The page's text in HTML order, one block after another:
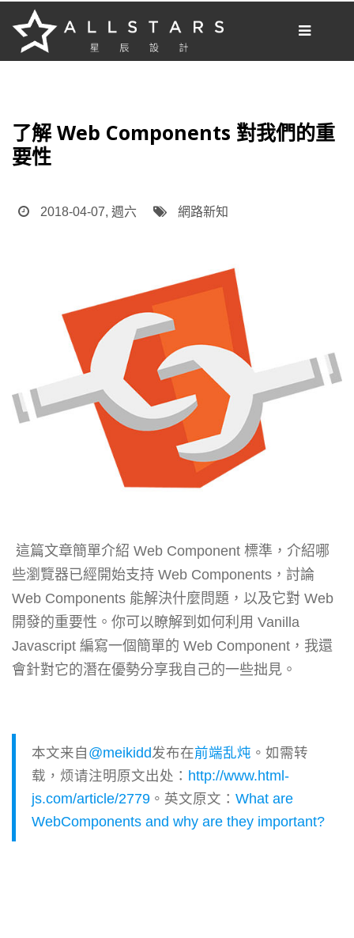
了解 Web Components 對我們的重
要性
2018-04-07, 週六 網路新知
這篇文章簡單介紹 Web Component 標準，介紹哪
些瀏覽器已經開始支持 Web Components，討論
Web Components 能解決什麼問題，以及它對 Web
開發的重要性。你可以瞭解到如何利用 Vanilla
Javascript 編寫一個簡單的 Web Component，我還
會針對它的潛在優勢分享我自己的一些拙見。
本文来自 @meikidd发布在前端乱炖 。如需转
载，烦请注明原文出处： http://www.html-
js.com/article/2779 。英文原文： What are
WebComponents and why are they important?
[我想要做網站]
網站開發